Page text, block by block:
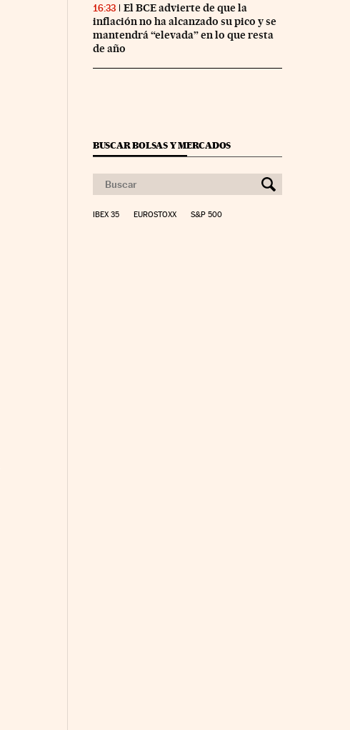
16:33
El BCE advierte de que la
inflación no ha alcanzado su pico y se
mantendrá “elevada” en lo que resta
de año
BUSCAR BOLSAS Y MERCADOS
IBEX 35 EUROSTOXX S&P 500